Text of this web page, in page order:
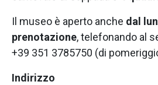
Il museo è aperto anche dal
prenotazione, telefonando al
+39 351 3785750 (di
Indirizzo